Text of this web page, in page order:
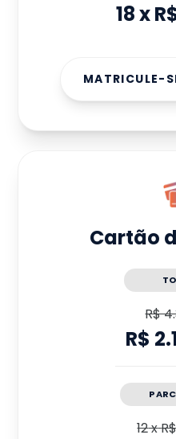
18x
MATRICULE-
Cartão
R$
R$
12x